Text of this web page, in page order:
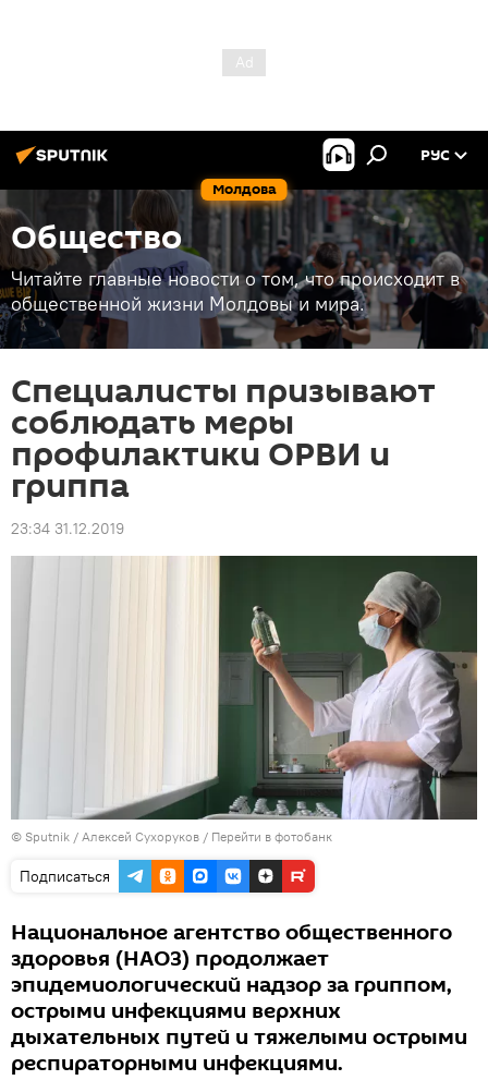
Молдова
РУС
Общество
Читайте главные новости о том, что происходит в
общественной жизни Молдовы и мира.
Специалисты призывают
соблюдать меры
профилактики ОРВИ и
гриппа
23:34 31.12.2019
© Sputnik / Алексей Сухоруков / Перейти в фотобанк
Подписаться
Национальное агентство общественного
здоровья (НАОЗ) продолжает
эпидемиологический надзор за гриппом,
острыми инфекциями верхних
дыхательных путей и тяжелыми острыми
респираторными инфекциями.